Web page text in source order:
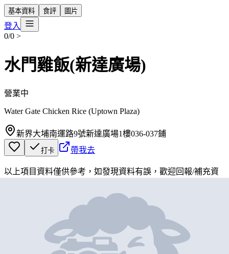
基本資料 食評 圖片
登入
0/0 >
水門雞飯(新達廣場)
營業中
Water Gate Chicken Rice (Uptown Plaza)
新界大埔南運路9號新達廣場1樓036-037鋪
打卡 帶我去
以上項目資料僅供參考，如發現資料有誤，歡迎回報/補充資